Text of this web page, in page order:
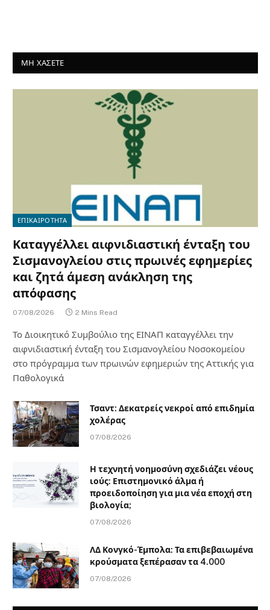
ΜΗ ΧΑΣΕΤΕ
ΕΠΙΚΑΙΡΟΤΗΤΑ
Καταγγέλλει αιφνιδιαστική ένταξη του
Σισμανογλείου στις πρωινές εφημερίες
και ζητά άμεση ανάκληση της
απόφασης
07/08/2026 2 Mins Read
Το Διοικητικό Συμβούλιο της ΕΙΝΑΠ καταγγέλλει την
αιφνιδιαστική ένταξη του Σισμανογλείου Νοσοκομείου
στο πρόγραμμα των πρωινών εφημεριών της Αττικής για
Παθολογικά
Τσαντ: Δεκατρείς νεκροί από επιδημία
χολέρας
07/08/2026
Η τεχνητή νοημοσύνη σχεδιάζει νέους
ιούς: Επιστημονικό άλμα ή
προειδοποίηση για μια νέα εποχή στη
βιολογία;
07/08/2026
ΛΔ Κονγκό-Έμπολα: Τα επιβεβαιωμένα
κρούσματα ξεπέρασαν τα 4.000
07/08/2026